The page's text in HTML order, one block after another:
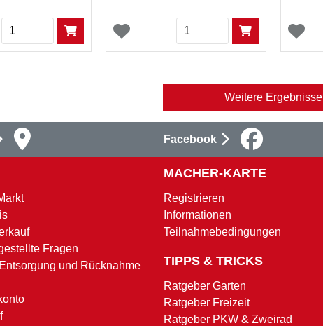
Menge Menge
Weitere Ergebnisse
Facebook
Fragen
und Rücknahme
MACHER-KARTE
Registrieren
Informationen
Teilnahmebedingungen
TIPPS & TRICKS
Ratgeber Garten
Ratgeber Freizeit
Ratgeber PKW & Zweirad